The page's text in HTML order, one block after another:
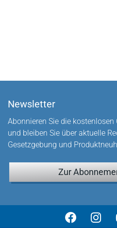
Newsletter
Abonnieren Sie die
und bleiben Sie über aktuelle
Gesetzgebung und
Zur